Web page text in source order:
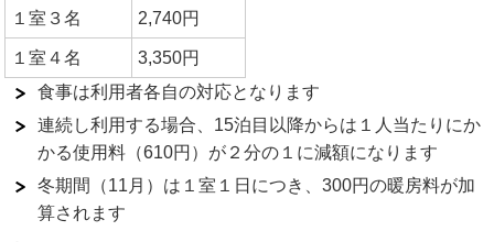
１室３名 2,740円
１室４名
3,350円
食事は利用者各自の対応となります
連続し利用する場合、15泊目以降からは１人当たりにか
かる使用料（610円）が２分の１に減額になります
冬期間（11月）は１室１日につき、300円の暖房料が加
算されます